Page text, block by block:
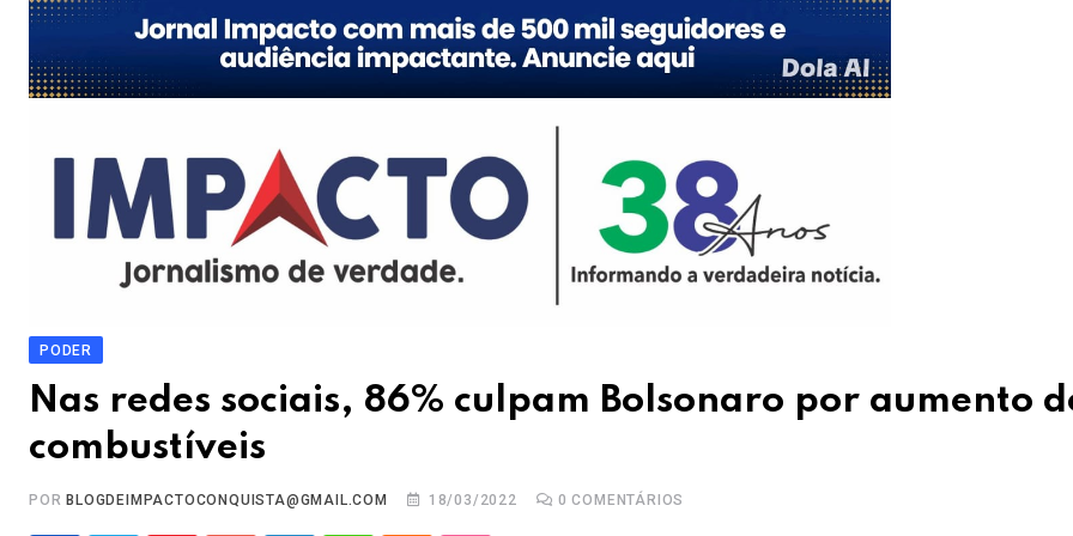
PODER
Nas redes sociais, 86% culpam Bolsonaro por aumento
combustíveis
POR BLOGDEIMPACTOCONQUISTA@GMAIL.COM 18/03/2022 0 COMENTÁRIOS